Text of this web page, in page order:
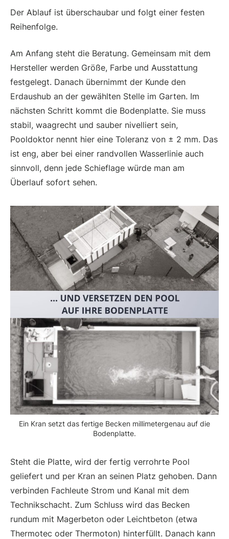
Der Ablauf ist überschaubar und folgt einer festen
Reihenfolge.
Am Anfang steht die Beratung. Gemeinsam mit dem
Hersteller werden Größe, Farbe und Ausstattung
festgelegt. Danach übernimmt der Kunde den
Erdaushub an der gewählten Stelle im Garten. Im
nächsten Schritt kommt die Bodenplatte. Sie muss
stabil, waagrecht und sauber nivelliert sein,
Pooldoktor nennt hier eine Toleranz von ± 2 mm. Das
ist eng, aber bei einer randvollen Wasserlinie auch
sinnvoll, denn jede Schieflage würde man am
Überlauf sofort sehen.
Ein Kran setzt das fertige Becken millimetergenau auf die
Bodenplatte.
Steht die Platte, wird der fertig verrohrte Pool
geliefert und per Kran an seinen Platz gehoben. Dann
verbinden Fachleute Strom und Kanal mit dem
Technikschacht. Zum Schluss wird das Becken
rundum mit Magerbeton oder Leichtbeton (etwa
Thermotec oder Thermoton) hinterfüllt. Danach kann